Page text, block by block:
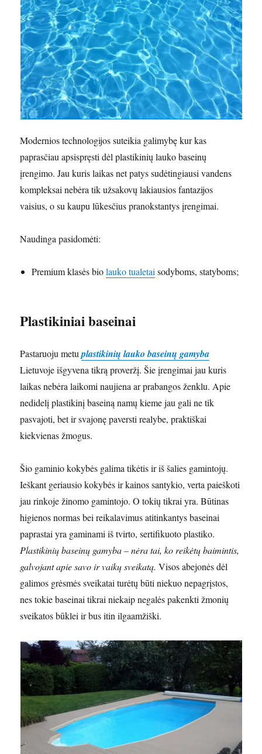
Modernios technologijos suteikia galimybę kur kas
paprasčiau apsispręsti dėl plastikinių lauko baseinų
įrengimo. Jau kuris laikas net patys sudėtingiausi vandens
kompleksai nebėra tik užsakovų lakiausios fantazijos
vaisius, o su kaupu lūkesčius pranokstantys įrengimai.
Naudinga pasidomėti:
Premium klasės biolauko tualetaisodyboms, statyboms;
Plastikiniai baseinai
Pastaruoju metuplastikinių lauko baseinų gamyba
Lietuvoje išgyvena tikrą proveržį. Šie įrengimai jau kuris
laikas nebėra laikomi naujiena ar prabangos ženklu. Apie
nedidelį plastikinį baseiną namų kieme jau gali ne tik
pasvajoti, bet ir svajonę paversti realybe, praktiškai
kiekvienas žmogus.
Šio gaminio kokybės galima tikėtis ir iš šalies gamintojų.
Ieškant geriausio kokybės ir kainos santykio, verta paieškoti
jau rinkoje žinomo gamintojo. O tokių tikrai yra. Būtinas
higienos normas bei reikalavimus atitinkantys baseinai
paprastai yra gaminami iš tvirto, sertifikuoto plastiko.
Plastikinių baseinų gamyba – nėra tai, ko reikėtų baimintis,
galvojant apie savo ir vaikų sveikatą. Visos abejonės dėl
galimos grėsmės sveikatai turėtų būti niekuo nepagrįstos,
nes tokie baseinai tikrai niekaip negalės pakenkti žmonių
sveikatos būklei ir bus itin ilgaamžiški.